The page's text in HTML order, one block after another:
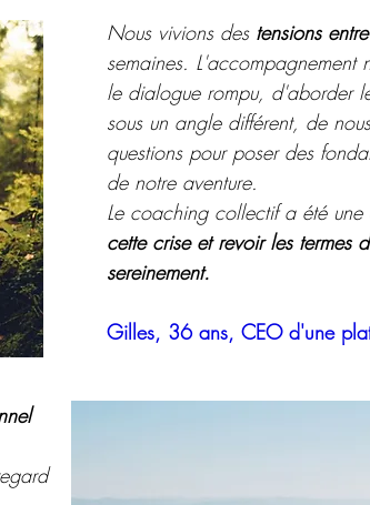
Nous vivions des tensions
semaines. L'accompagnement
le dialogue rompu, d'aborder
sous un angle différent, de
questions pour poser des
de notre aventure.
Le coaching collectif a été
cette crise et revoir les termes
sereinement.
Gilles, 36 ans, CEO d'une